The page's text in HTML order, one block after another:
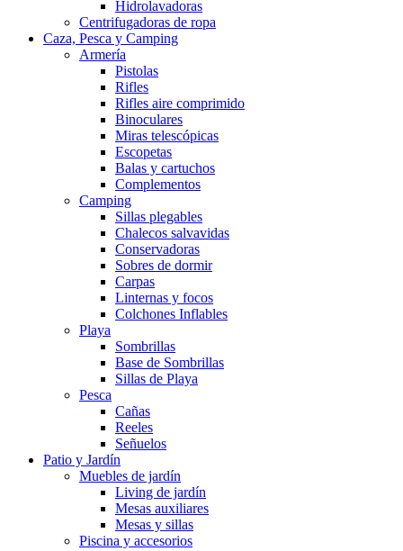
Hidrolavadoras
Centrifugadoras de ropa
Caza, Pesca y Camping
Armería
Pistolas
Rifles
Rifles aire comprimido
Binoculares
Miras telescópicas
Escopetas
Balas y cartuchos
Complementos
Camping
Sillas plegables
Chalecos salvavidas
Conservadoras
Sobres de dormir
Carpas
Linternas y focos
Colchones Inflables
Playa
Sombrillas
Base de Sombrillas
Sillas de Playa
Pesca
Cañas
Reeles
Señuelos
Patio y Jardín
Muebles de jardín
Living de jardín
Mesas auxiliares
Mesas y sillas
Piscina y accesorios